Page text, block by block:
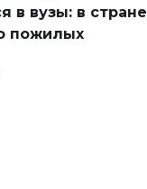
в вузы: в стране
пожилых